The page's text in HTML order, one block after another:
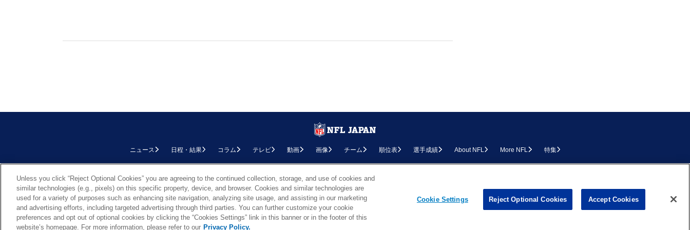
ニュース 日程・結果 コラム テレビ 動画 画像 チーム 順位表 選手成績 About NFL More NFL 特集
Copyright © NFL JAPAN.COM.All Rights Reserved.
Copyright © LY Corporation. All Rights Reserved.
PHOTO BY AP Images / PHOTO BY Getty Images
Cookie Settings
Unless you click “Reject Optional Cookies” you are agreeing to the continued collection, storage, and use of cookies and
similar technologies (e.g., pixels) on this specific property, device, and browser. Cookies and similar technologies are
used for a variety of purposes such as enhancing site navigation, analyzing site usage, and assisting in our marketing
and advertising efforts, including targeted advertising through third parties. You can further customize your cookie
preferences and opt out of optional cookies by clicking the “Cookies Settings” link in this banner or in the footer of this
website’s homepage. For more information, please refer to our Privacy Policy.
Cookie Settings Reject Optional Cookies Accept Cookies